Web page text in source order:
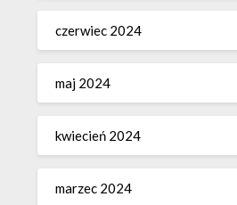
czerwiec 2024
maj 2024
kwiecień 2024
marzec 2024